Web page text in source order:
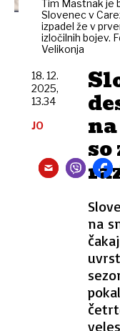
Tim Mastnak je
Slovenec v
izpadel že v
izločilnih bojev.
Velikonja
na
18. 12.
2025,
13.34
JO